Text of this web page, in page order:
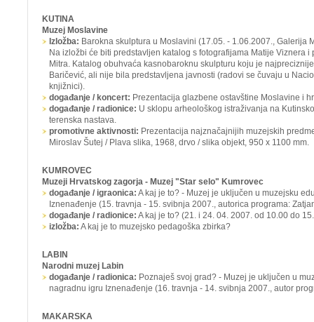
KUTINA
Muzej Moslavine
Izložba: Barokna skulptura u Moslavini (17.05. - 1.06.2007., Galerija
Na izložbi će biti predstavljen katalog s fotografijama Matije Viznera i
Mitra. Katalog obuhvaća kasnobaroknu skulpturu koju je
Baričević, ali nije bila predstavljena javnosti (radovi se čuvaju u
knjižnici).
događanje / koncert: Prezentacija glazbene ostavštine Moslavine i
događanje / radionice: U sklopu arheološkog istraživanja na
terenska nastava.
promotivne aktivnosti: Prezentacija najznačajnijih muzejskih
Miroslav Šutej / Plava slika, 1968, drvo / slika objekt, 950 x 1100 mm.
KUMROVEC
Muzeji Hrvatskog zagorja - Muzej "Star selo" Kumrovec
događanje / igraonica: A kaj je to? - Muzej je uključen u muzejsku
Iznenađenje (15. travnja - 15. svibnja 2007., autorica programa:
događanje / radionice: A kaj je to? (21. i 24. 04. 2007. od 10.00 do
izložba: A kaj je to muzejsko pedagoška zbirka?
LABIN
Narodni muzej Labin
događanje / radionica: Poznaješ svoj grad? - Muzej je uključen u
nagradnu igru Iznenađenje (16. travnja - 14. svibnja 2007., autor
MAKARSKA